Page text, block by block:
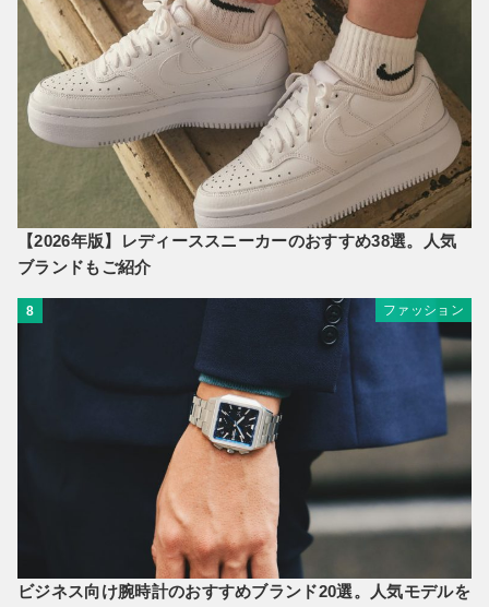
【2026年版】レディーススニーカーのおすすめ38選。人気
ブランドもご紹介
8 ファッション
ビジネス向け腕時計のおすすめブランド20選。人気モデルを